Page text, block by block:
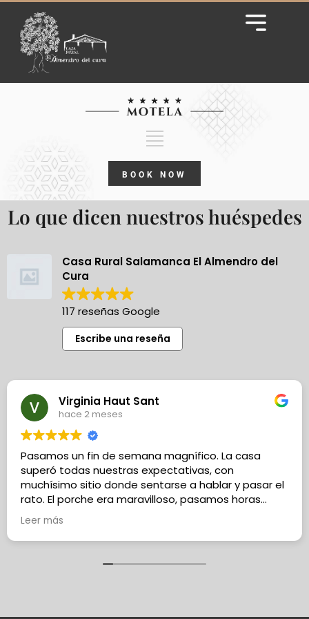
BOOK NOW
Lo que dicen nuestros huéspedes
Casa Rural Salamanca El Almendro del
Cura
117 reseñas Google
Escribe una reseña
Virginia Haut Sant
hace 2 meses
Pasamos un fin de semana magnífico. La casa
superó todas nuestras expectativas, con
muchísimo sitio donde sentarse a hablar y pasar el
rato. El porche era maravilloso, pasamos horas
charlando a la sombre, jugando al ping-pong y a la
rana (uno de los juegos más tradicionales y
divertidos del mundo, ¡estamos incluso pensando
Delfín, el dueño fue encantador y nos facilitó
Leer más